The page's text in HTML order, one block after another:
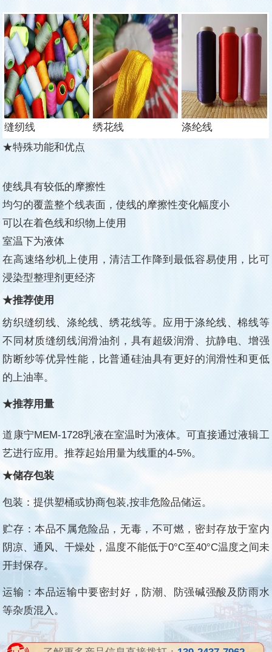
缝纫线 绣花线
涤纶线
★特殊功能和优点
使线具有较低的摩擦性
均匀的覆盖整个线表面，使线的摩擦性变化幅度小
可以在着色线和织物上使用
室温下为液体
在高速络纱机上使用，清洁工作降到最低容易使用，比可
浸染型整理剂更经济
★推荐使用
纺织缝纫线、涤纶线、绣花线等。应用于涤纶线、棉线等
不同材质缝纫线润滑油剂，具有超级润滑、抗静电、增强
防断纱等优异性能，比普通硅油具有更好的润滑性和更低
的上油率。
★推荐用量
道康宁MEM-1728乳液在室温时为液体。可直接通过液辑工
艺进行应用。推荐起始用量为线重的4-5%。
★储存包装
包装：提供塑桶或协商包装,按非危险品储运。
贮存：本品不属危险品，无毒，不可燃，密封存放于室内
阴凉、通风、干燥处，温度不能低于0°C至40°C温度之间未
开封保存。
运输：本品运输中要密封好，防潮、防强碱强酸及防雨水
等杂质混入。